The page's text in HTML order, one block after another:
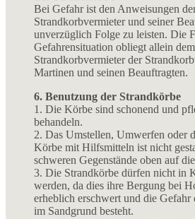
Bei Gefahr ist den Anweisungen
Strandkorbvermieter und seiner
unverzüglich Folge zu leisten. Die
Gefahrensituation obliegt allein dem
Strandkorbvermieter der
Martinen und seinen Beauftragten.
6. Benutzung der Strandkörbe
1. Die Körbe sind schonend und
behandeln.
2. Das Umstellen, Umwerfen oder
Körbe mit Hilfsmitteln ist nicht
schweren Gegenstände oben auf
3. Die Strandkörbe dürfen nicht in
werden, da dies ihre Bergung bei
erheblich erschwert und die Gefahr
im Sandgrund besteht.